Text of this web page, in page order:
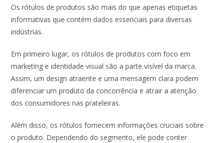
Os rótulos de produtos são mais do que apenas etiquetas
informativas que contém dados essenciais para diversas
indústrias.
Em primeiro lugar, os rótulos de produtos com foco em
marketing e identidade visual são a parte visível da marca.
Assim, um design atraente e uma mensagem clara podem
diferenciar um produto da concorrência e atrair a atenção
dos consumidores nas prateleiras.
Além disso, os rótulos fornecem informações cruciais sobre
o produto. Dependendo do segmento, ele pode conter